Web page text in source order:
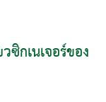
ซิกเนเจอร์ของ